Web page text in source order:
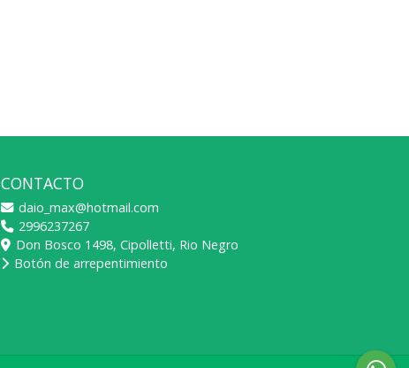
CONTACTO
daio_max@hotmail.com
2996237267
Don Bosco 1498, Cipolletti, Rio Negro
Botón de arrepentimiento